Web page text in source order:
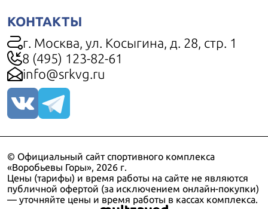
КОНТАКТЫ
г. Москва, ул. Косыгина, д. 28, стр. 1
8 (495) 123-82-61
info@srkvg.ru
© Официальный сайт спортивного комплекса
«Воробьевы Горы», 2026 г.
Цены (тарифы) и время работы на сайте не являются
публичной офертой (за исключением онлайн-покупки)
— уточняйте цены и время работы в кассах комплекса.